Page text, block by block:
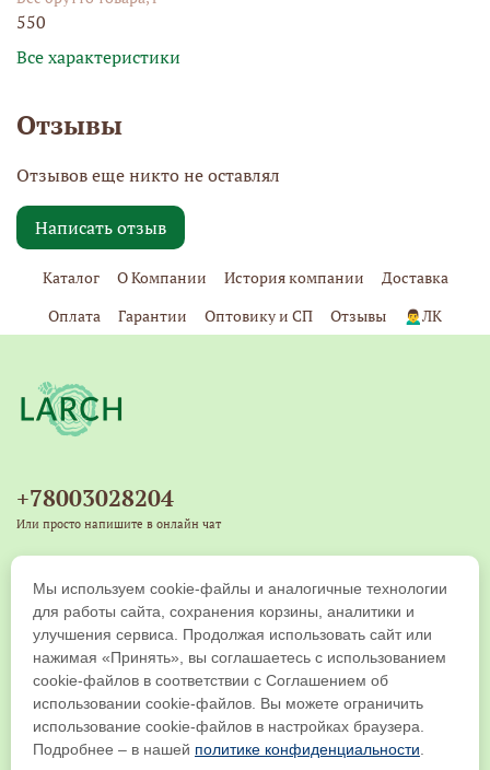
550
Все характеристики
Отзывы
Отзывов еще никто не оставлял
Написать отзыв
Каталог О Компании История компании
Доставка
Оплата
Гарантии Оптовику и СП Отзывы 🙍‍♂️ЛК
+78003028204
Или просто напишите в онлайн чат
+79539271917
Copyright © 2019-2026 ООО "ЛАРЧ КОМПАНИ". Все права защищены
Мы используем cookie-файлы и аналогичные технологии
для работы сайта, сохранения корзины, аналитики и
улучшения сервиса. Продолжая использовать сайт или
нажимая «Принять», вы соглашаетесь с использованием
cookie-файлов в соответствии с Соглашением об
использовании cookie-файлов. Вы можете ограничить
использование cookie-файлов в настройках браузера.
Подробнее – в нашей политике конфиденциальности